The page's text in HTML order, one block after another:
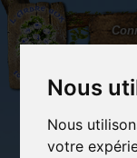
Nous
Nous
votre
L'Arbre
aux
100.000